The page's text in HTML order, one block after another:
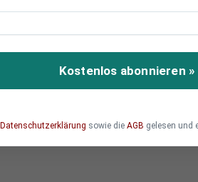
ein Aktienpaket am
Kostenlos abonnieren »
Datenschutzerklärung sowie die AGB gelesen und